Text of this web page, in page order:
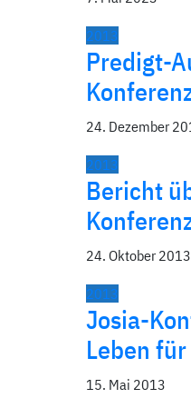
2013
Predigt-
24. Dezember
2013
Bericht
24. Oktober 2013
2013
Josia-
Leben
15. Mai 2013